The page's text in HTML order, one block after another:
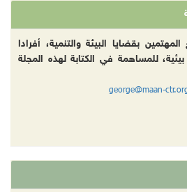
بقضايا البيئة والتنمية، أفرادا
للمساهمة في الكتابة لهذه المجلة
george@maan-